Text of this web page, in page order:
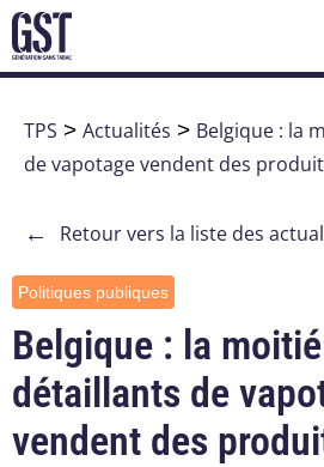
TPS > Actualités > Belgique : la
de vapotage vendent des
← Retour vers la liste des
Politiques publiques
Belgique : la
détaillants de
vendent des